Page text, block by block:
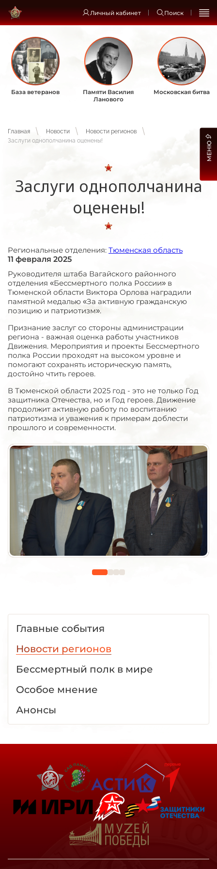
Личный кабинет Поиск
База ветеранов
Памяти Василия
Ланового
Московская битва
Главная Новости
Новости регионов
Заслуги однополчанина оценены!
Заслуги однополчанина
оценены!
Региональные отделения: Тюменская область
11 февраля 2025
Руководителя штаба Вагайского районного
отделения «Бессмертного полка России» в
Тюменской области Виктора Орлова наградили
памятной медалью «За активную гражданскую
позицию и патриотизм».
Признание заслуг со стороны администрации
региона - важная оценка работы участников
Движения. Мероприятия и проекты Бессмертного
полка России проходят на высоком уровне и
помогают сохранять историческую память,
достойно чтить героев.
В Тюменской области 2025 год - это не только Год
защитника Отечества, но и Год героев. Движение
продолжит активную работу по воспитанию
патриотизма и уважения к примерам доблести
прошлого и современности.
Главные события
Новости регионов
Бессмертный полк в мире
Особое мнение
Анонсы
МЕНЮ